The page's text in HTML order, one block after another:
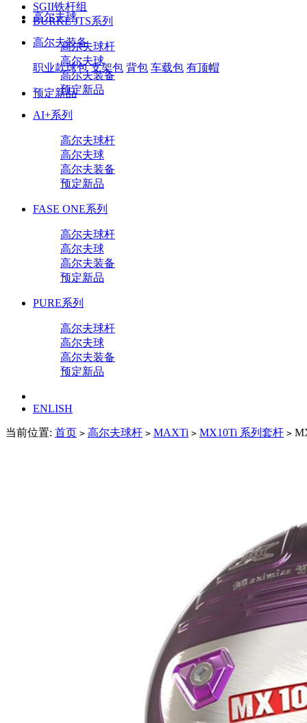
高尔夫球
高尔夫装备
职业款球包 支架包 背包 车载包 有顶帽
预定新品
SGII铁杆组
BURKE JTS系列
高尔夫球杆
高尔夫球
高尔夫装备
预定新品
AI+系列
高尔夫球杆
高尔夫球
高尔夫装备
预定新品
FASE ONE系列
高尔夫球杆
高尔夫球
高尔夫装备
预定新品
PURE系列
高尔夫球杆
高尔夫球
高尔夫装备
预定新品
ENLISH
当前位置: 首页 > 高尔夫球杆 > MAXTi > MX10Ti 系列套杆 >